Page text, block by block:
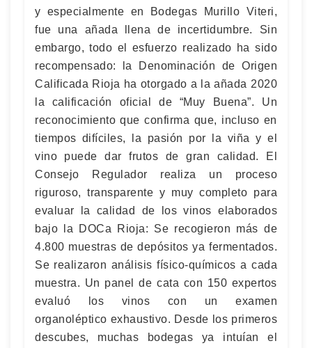
y especialmente en Bodegas Murillo Viteri,
fue una añada llena de incertidumbre. Sin
embargo, todo el esfuerzo realizado ha sido
recompensado: la Denominación de Origen
Calificada Rioja ha otorgado a la añada 2020
la calificación oficial de “Muy Buena”. Un
reconocimiento que confirma que, incluso en
tiempos difíciles, la pasión por la viña y el
vino puede dar frutos de gran calidad. El
Consejo Regulador realiza un proceso
riguroso, transparente y muy completo para
evaluar la calidad de los vinos elaborados
bajo la DOCa Rioja: Se recogieron más de
4.800 muestras de depósitos ya fermentados.
Se realizaron análisis físico-químicos a cada
muestra. Un panel de cata con 150 expertos
evaluó los vinos con un examen
organoléptico exhaustivo. Desde los primeros
descubes, muchas bodegas ya intuían el